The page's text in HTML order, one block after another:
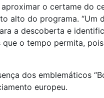
o certame do
alto do programa. “Um
a descoberta e
que o tempo permita,
dos emblemáticos
europeu.